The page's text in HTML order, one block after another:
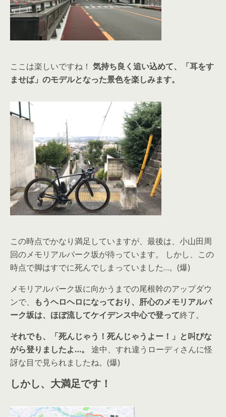
ここは楽しいですね！ 気持ち良く追い込めて、「耳をす
ませば」のモデルとなった景色を楽しみます。
この時点でかなり満足していますが、最後は、小山田周
回のメモリアルパーク坂が待っています。 しかし、この
時点で脚はすでに死んでしまっていました…。(爆)
メモリアルパーク坂に向かうまでの尾根幹のアップダウ
ンで、
もうヘロヘロになっており、肝心のメモリアルパ
ーク坂は、ほぼ流してケイデンス中心で登って終了。
それでも、「死んじゃう！死んじゃうよー！」と叫びな
がら登りましたよ…。
途中、すれ違うローディさんに怪
訝な目で見られましたね。(爆)
しかし、大満足です！